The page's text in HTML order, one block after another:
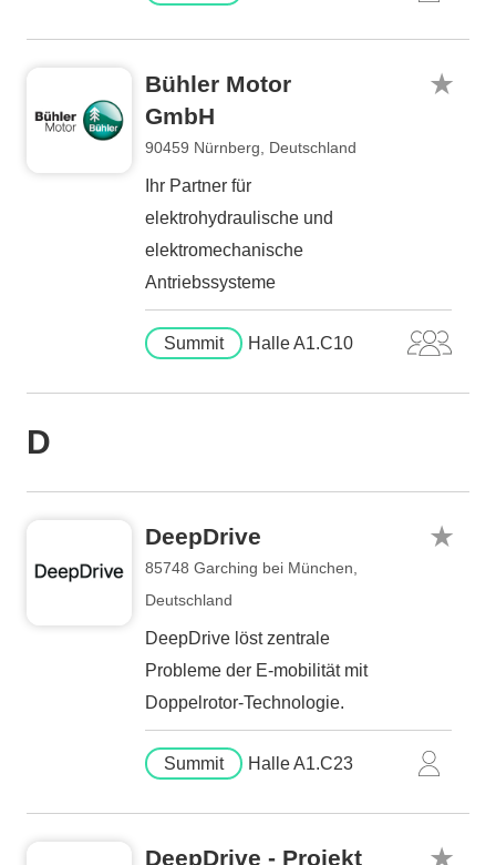
Bühler Motor
GmbH
90459 Nürnberg, Deutschland
Ihr Partner für
elektrohydraulische und
elektromechanische
Antriebssysteme
Summit Halle A1.C10
D
DeepDrive
85748 Garching bei München,
Deutschland
DeepDrive löst zentrale
Probleme der E-mobilität mit
Doppelrotor-Technologie.
Summit Halle A1.C23
DeepDrive - Projekt